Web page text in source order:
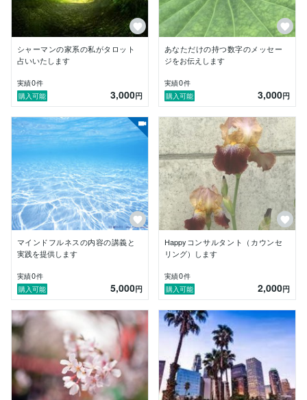
どうぞ、お気軽に、
いつでも何かあったら、相談できる人、
シャーマンの家系の私がタロット
占いいたします
実績0件
購入可能
3,000円
あなただけの持つ数字のメッセー
ジをお伝えします
実績0件
購入可能
3,000円
マインドフルネスの内容の講義と
実践を提供します
実績0件
購入可能
5,000円
Happyコンサルタント（カウンセ
リング）します
実績0件
購入可能
2,000円